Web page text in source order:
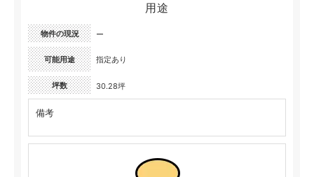
用途
物件の現況 ー
可能用途 指定あり
坪数 30.28坪
備考